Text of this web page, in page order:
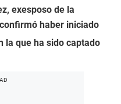
exesposo de la
haber iniciado
la que ha sido captado